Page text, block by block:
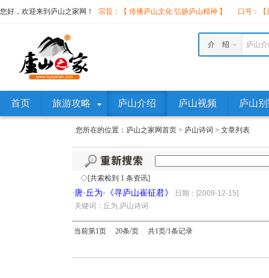
您好，欢迎来到庐山之家网！ 宗旨：【 传播庐山文化 弘扬庐山精神 】 口号：
庐山
介 绍
首页 旅游攻略 庐山介绍 庐山视频 庐山
您所在的位置： 庐山之家网首页 > 庐山诗词 > 文章列表
◇[共索检到 1 条资讯]
· 唐·丘为·《寻庐山崔征君》
日期：[2009-12-15]
关键词：丘为,庐山诗词
当前第1页 20条/页 共1页/1条记录